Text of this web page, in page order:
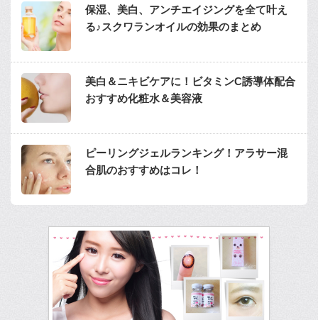
保湿、美白、アンチエイジングを全て叶え
る♪スクワランオイルの効果のまとめ
美白＆ニキビケアに！ビタミンC誘導体配合
おすすめ化粧水＆美容液
ピーリングジェルランキング！アラサー混
合肌のおすすめはコレ！